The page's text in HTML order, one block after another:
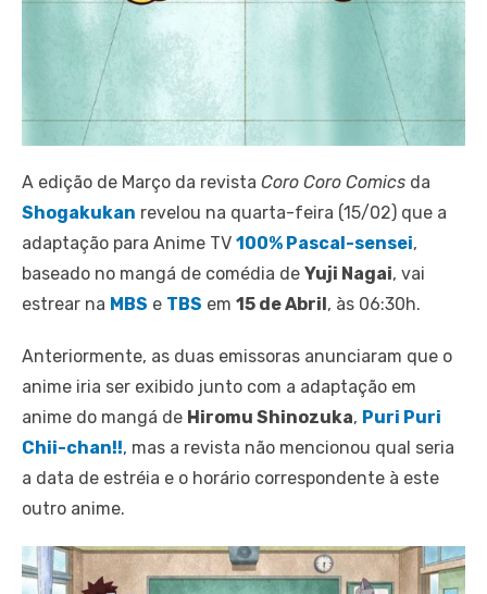
A edição de Março da revista Coro Coro Comics da
Shogakukan revelou na quarta-feira (15/02) que a
adaptação para Anime TV 100% Pascal-sensei,
baseado no mangá de comédia de Yuji Nagai, vai
estrear na MBS e TBS em 15 de Abril, às 06:30h.
Anteriormente, as duas emissoras anunciaram que o
anime iria ser exibido junto com a adaptação em
anime do mangá de Hiromu Shinozuka, Puri Puri
Chii-chan!!, mas a revista não mencionou qual seria
a data de estréia e o horário correspondente à este
outro anime.